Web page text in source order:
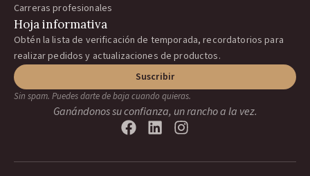
Carreras profesionales
Hoja informativa
Obtén la lista de verificación de temporada, recordatorios para
realizar pedidos y actualizaciones de productos.
Suscribir
Sin spam. Puedes darte de baja cuando quieras.
Ganándonos su confianza, un rancho a la vez.